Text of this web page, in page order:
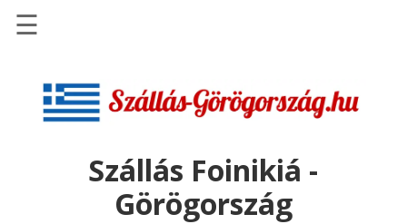
Szállások
Repülőjegy
pénzvisszatérítéssel
☰
Szállás Foinikiá -
Görögország